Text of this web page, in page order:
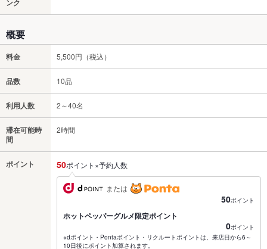
ンク
概要
料金 5,500円（税込）
品数 10品
利用人数 2～40名
滞在可能時
間
2時間
ポイント 50ポイント×予約人数
または
50ポイント
ホットペッパーグルメ限定ポイント
0ポイント
※dポイント・Pontaポイント・リクルートポイントは、来店日から6～
10日後にポイント加算されます。